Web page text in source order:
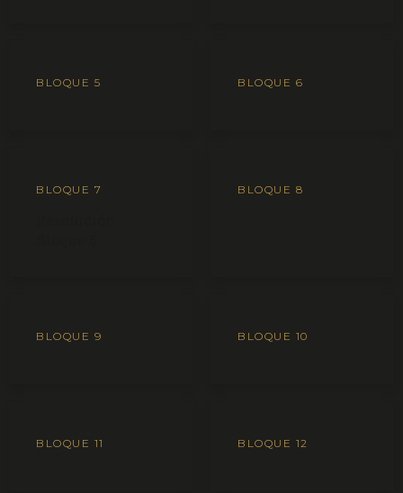
BLOQUE 5 BLOQUE 6
BLOQUE 7 BLOQUE 8
BLOQUE 9 BLOQUE 10
BLOQUE 11 BLOQUE 12